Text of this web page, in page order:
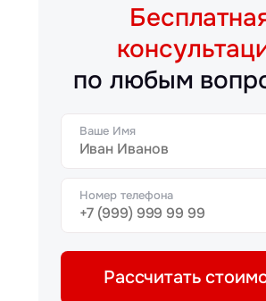
по любым
Ваше Имя
Номер телефона
Рассчитать